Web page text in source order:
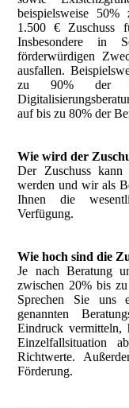
beispielsweise
1.500 € Zuschuss
Insbesondere in
förderwürdigen
ausfallen.
zu 90% der
auf bis zu 80% der
Wie wird der
Der Zuschuss
werden und wir als
Ihnen die
Verfügung.
Wie hoch sind die
Je nach Beratung
zwischen 20% bis
Sprechen Sie uns
genannten
Eindruck vermitteln,
Einzelfallsituation
Richtwerte.
Förderung.